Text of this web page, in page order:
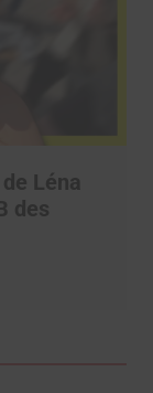
Léna
des